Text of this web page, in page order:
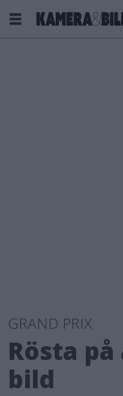
GRAND PRIX
Rösta
bild